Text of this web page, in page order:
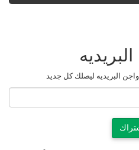
البريديه
البريديه ليصلك كل جديد